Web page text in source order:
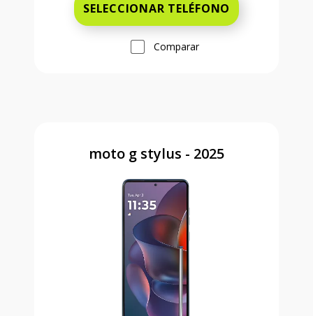
SELECCIONAR TELÉFONO
Comparar
moto g stylus - 2025